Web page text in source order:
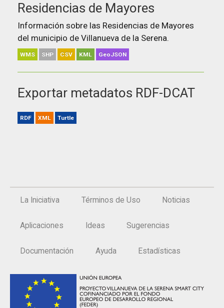
Residencias de Mayores
Información sobre las Residencias de Mayores
del municipio de Villanueva de la Serena.
WMS SHP CSV KML GeoJSON
Exportar metadatos RDF-DCAT
RDF XML Turtle
La Iniciativa Términos de Uso Noticias
Aplicaciones Ideas Sugerencias
Documentación Ayuda Estadísticas